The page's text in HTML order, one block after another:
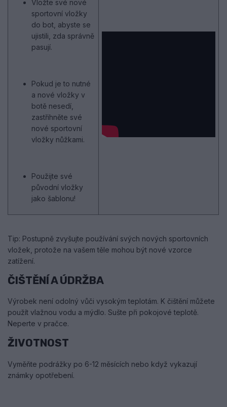
Vložte své nové
sportovní vložky
do bot, abyste se
ujistili, zda správně
pasují.
Pokud je to nutné
a nové vložky v
botě nesedí,
zastřihněte své
nové sportovní
vložky nůžkami.
Použijte své
původní vložky
jako šablonu!
Tip: Postupně zvyšujte používání svých nových sportovních
vložek, protože na vašem těle mohou být nové vzorce
zatížení.
ČIŠTĚNÍ A ÚDRŽBA
Výrobek není odolný vůči vysokým teplotám. K čištění můžete
použít vlažnou vodu a mýdlo. Sušte při pokojové teplotě.
Neperte v pračce.
ŽIVOTNOST
Vyměňte podrážky po 6-12 měsících nebo když vykazují
známky opotřebení.